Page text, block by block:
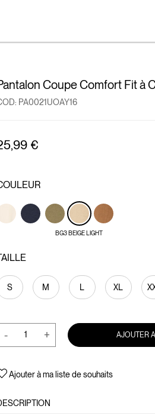
Coupe Comfort Fit à
PA0021UOAY16
€
BG3 BEIGE LIGHT
S M L XL
- + AJOUTER
Ajouter à ma liste de souhaits